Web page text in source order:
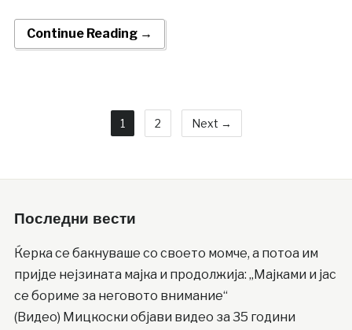
Continue Reading →
1 2 Next →
Последни вести
Ќерка се бакнуваше со своето момче, а потоа им
пријде нејзината мајка и продолжија: „Мајками и јас
се бориме за неговото внимание“
(Видео) Мицкоски објави видео за 35 години